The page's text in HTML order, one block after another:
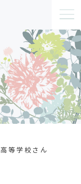
等学校さん